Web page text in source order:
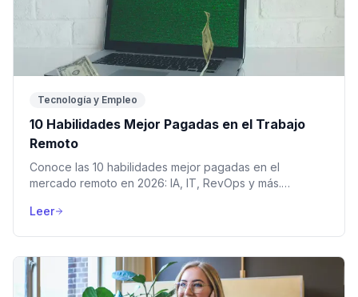
Tecnología y Empleo
10 Habilidades Mejor Pagadas en el Trabajo
Remoto
Conoce las 10 habilidades mejor pagadas en el
mercado remoto en 2026: IA, IT, RevOps y más.
Leer